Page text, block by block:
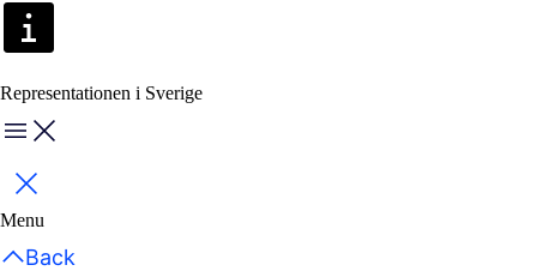
Representationen i Sverige
Menu
Stäng
Menu
Back